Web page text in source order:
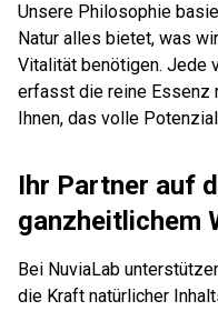
Unsere Philosophie
Natur alles bietet, was
Vitalität benötigen. Jede
erfasst die reine Essenz
Ihnen, das volle
Ihr Partner auf
ganzheitlichem
Bei NuviaLab
die Kraft natürlicher